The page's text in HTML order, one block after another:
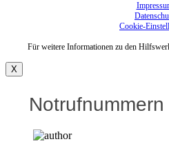
Cookie-
Für weitere Informationen zu den
X